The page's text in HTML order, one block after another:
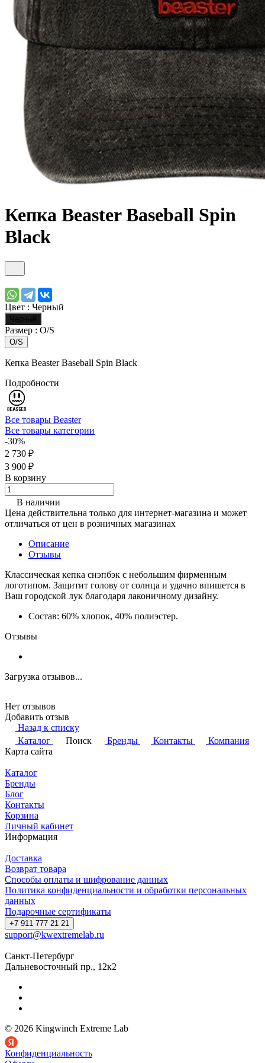
Кепка Beaster Baseball Spin
Black
Цвет : Черный
Черный
Размер : O/S
O/S
Кепка Beaster Baseball Spin Black
Подробности
Все товары Beaster
Все товары категории
-30%
2 730 ₽
3 900 ₽
В корзину
В наличии
Цена действительна только для интернет-магазина и может
отличаться от цен в розничных магазинах
Описание
Отзывы
Классическая кепка снэпбэк с небольшим фирменным
логотипом. Защитит голову от солнца и удачно впишется в
Ваш городской лук благодаря лаконичному дизайну.
Состав: 60% хлопок, 40% полиэстер.
Отзывы
Загрузка отзывов...
Нет отзывов
Добавить отзыв
Назад к списку
Каталог
Поиск Бренды Контакты
Компания
Карта сайта
Каталог
Бренды
Блог
Контакты
Корзина
Личный кабинет
Информация
Доставка
Возврат товара
Способы оплаты и шифрование данных
Политика конфиденциальности и обработки персональных
данных
Подарочные сертификаты
+7 911 777 21 21
support@kwextremelab.ru
Санкт-Петербург
Дальневосточный пр., 12к2
© 2026 Kingwinch Extreme Lab
Конфиденциальность